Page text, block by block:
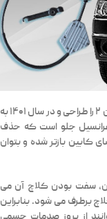
بنابراین شرکت ایران خودرو برای رفع این ایرادات آریسان ۲ را طراحی و در سال ۱۴۰۱ به
جلو است که حذف
کابین باز‌تر شده و بتوان
سفت بودن کلاچ آن می
برطرف می شود. بنابراین